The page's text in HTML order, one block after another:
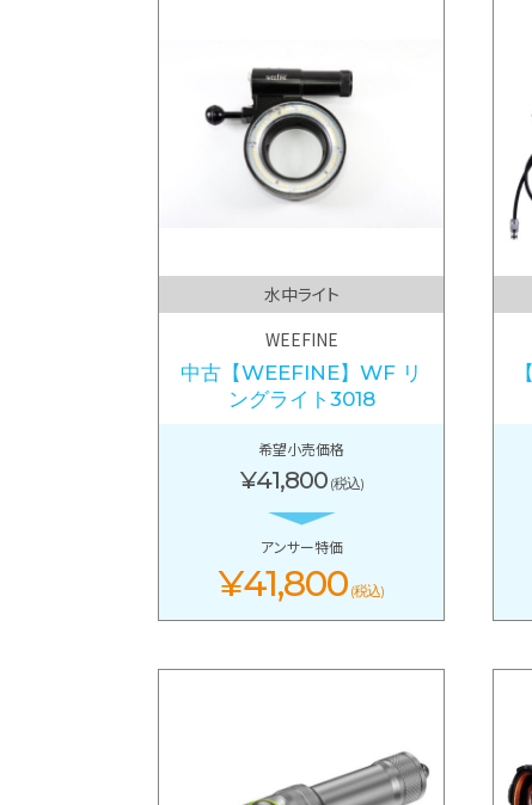
水中ライト
WEEFINE
中古【WEEFINE】WF リ
ングライト3018
希望小売価格
¥41,800 (税込)
アンサー特価
¥41,800 (税込)